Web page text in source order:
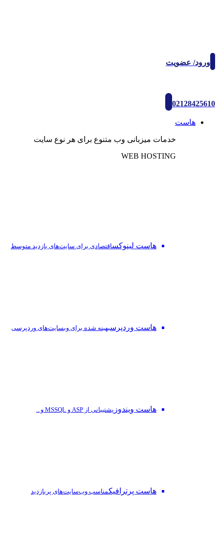
ورود/ عضویت
02128425610
هاست
خدمات میزبانی وب متنوع برای هر نوع سایت
WEB HOSTING
هاست لینوکساقتصادی برای سایت‌های بازدید متوسط
هاست وردپرسبهینه شده برای وبسایت‌های وردپرسی
هاست ویندوز پشتیبانی از ASP و MSSQL و...
هاست پرترافیکمناسب وب‌سایت‌های پربازدید